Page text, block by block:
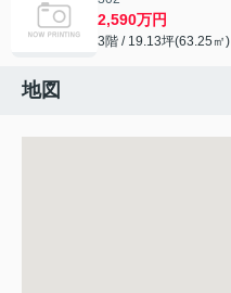
2,590万円
3階 / 19.13坪(63.25㎡)
地図